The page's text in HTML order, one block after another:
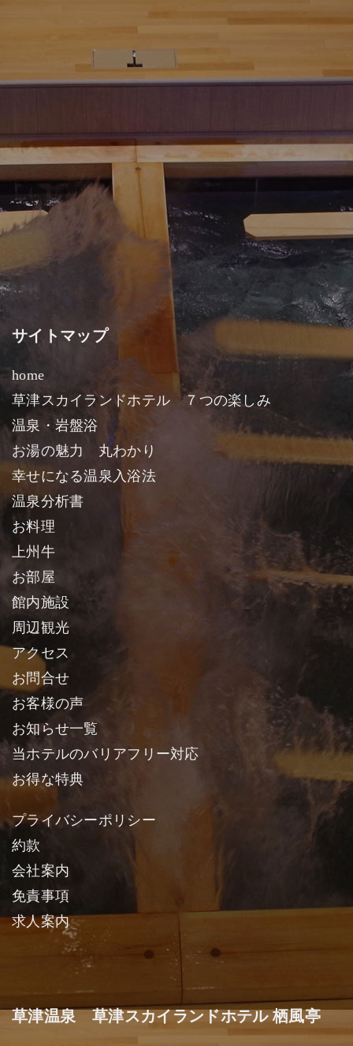
サイトマップ
home
草津スカイランドホテル ７つの楽しみ
温泉・岩盤浴
お湯の魅力 丸わかり
幸せになる温泉入浴法
温泉分析書
お料理
上州牛
お部屋
館内施設
周辺観光
アクセス
お問合せ
お客様の声
お知らせ一覧
当ホテルのバリアフリー対応
お得な特典
プライバシーポリシー
約款
会社案内
免責事項
求人案内
草津温泉 草津スカイランドホテル 栖風亭